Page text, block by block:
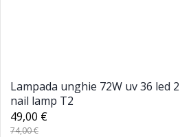
Lampada unghie 72W uv 36 led
nail lamp T2
49,00 €
74,00 €